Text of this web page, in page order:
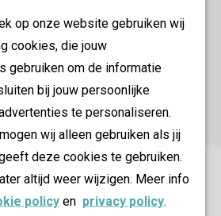
op onze website gebruiken wij
cookies, die jouw
gebruiken om de informatie
bij jouw persoonlijke
te personaliseren.
wij alleen gebruiken als jij
deze cookies te gebruiken.
altijd weer wijzigen. Meer info
policy en privacy policy.
de laisser le logement propre,
de décharger le lave-vaisselle et
draps.